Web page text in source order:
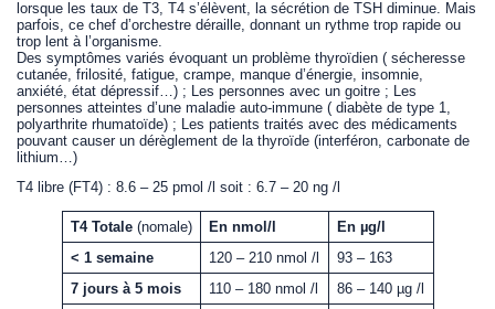
lorsque les taux de T3, T4 s’élèvent, la sécrétion de TSH diminue. Mais
parfois, ce chef d’orchestre déraille, donnant un rythme trop rapide ou
trop lent à l’organisme.
Des symptômes variés évoquant un problème thyroïdien ( sécheresse
cutanée, frilosité, fatigue, crampe, manque d’énergie, insomnie,
anxiété, état dépressif…) ; Les personnes avec un goitre ; Les
personnes atteintes d’une maladie auto-immune ( diabète de type 1,
polyarthrite rhumatoïde) ; Les patients traités avec des médicaments
pouvant causer un dérèglement de la thyroïde (interféron, carbonate de
lithium…)
T4 libre (FT4) : 8.6 – 25 pmol /l soit : 6.7 – 20 ng /l
T4 Totale(nomale) En nmol/l
En µg/l
< 1 semaine
120 – 210 nmol /l
93 – 163
7 jours à 5 mois
110 – 180 nmol /l
86 – 140 µg /l